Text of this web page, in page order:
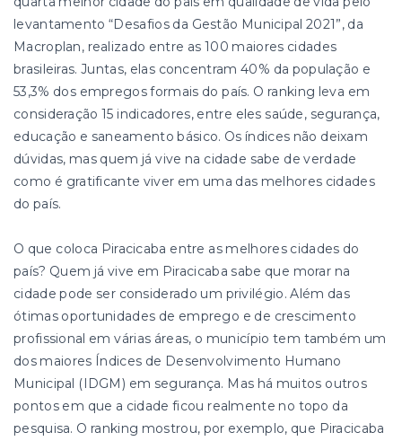
levantamento “Desafios da Gestão Municipal 2021”, da
Macroplan, realizado entre as 100 maiores cidades
brasileiras. Juntas, elas concentram 40% da população e
53,3% dos empregos formais do país. O ranking leva em
consideração 15 indicadores, entre eles saúde, segurança,
educação e saneamento básico. Os índices não deixam
dúvidas, mas quem já vive na cidade sabe de verdade
como é gratificante viver em uma das melhores cidades
do país.
O que coloca Piracicaba entre as melhores cidades do
país? Quem já vive em Piracicaba sabe que morar na
cidade pode ser considerado um privilégio. Além das
ótimas oportunidades de emprego e de crescimento
profissional em várias áreas, o município tem também um
dos maiores Índices de Desenvolvimento Humano
Municipal (IDGM) em segurança. Mas há muitos outros
pontos em que a cidade ficou realmente no topo da
pesquisa. O ranking mostrou, por exemplo, que Piracicaba